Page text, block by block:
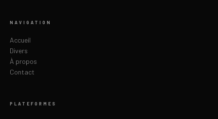
NAVIGATION
Accueil
Divers
À propos
Contact
PLATEFORMES